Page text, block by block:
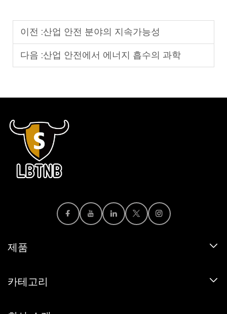
이전 :산업 안전 분야의 지속가능성
다음 :산업 안전에서 에너지 흡수의 과학
제품
카테고리